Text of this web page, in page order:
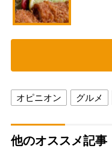
オピニオン グルメ
他のオススメ記事